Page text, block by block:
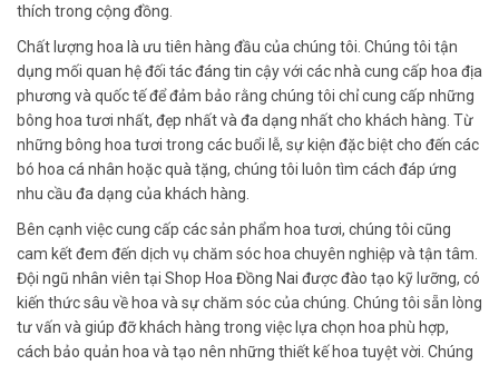
thích trong cộng đồng.
Chất lượng hoa là ưu tiên hàng đầu của chúng tôi. Chúng tôi tận
dụng mối quan hệ đối tác đáng tin cậy với các nhà cung cấp hoa địa
phương và quốc tế để đảm bảo rằng chúng tôi chỉ cung cấp những
bông hoa tươi nhất, đẹp nhất và đa dạng nhất cho khách hàng. Từ
những bông hoa tươi trong các buổi lễ, sự kiện đặc biệt cho đến các
bó hoa cá nhân hoặc quà tặng, chúng tôi luôn tìm cách đáp ứng
nhu cầu đa dạng của khách hàng.
Bên cạnh việc cung cấp các sản phẩm hoa tươi, chúng tôi cũng
cam kết đem đến dịch vụ chăm sóc hoa chuyên nghiệp và tận tâm.
Đội ngũ nhân viên tại Shop Hoa Đồng Nai được đào tạo kỹ lưỡng, có
kiến thức sâu về hoa và sự chăm sóc của chúng. Chúng tôi sẵn lòng
tư vấn và giúp đỡ khách hàng trong việc lựa chọn hoa phù hợp,
cách bảo quản hoa và tạo nên những thiết kế hoa tuyệt vời. Chúng